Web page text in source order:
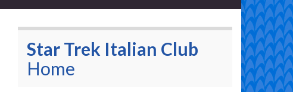
Star Trek Italian Club
Home